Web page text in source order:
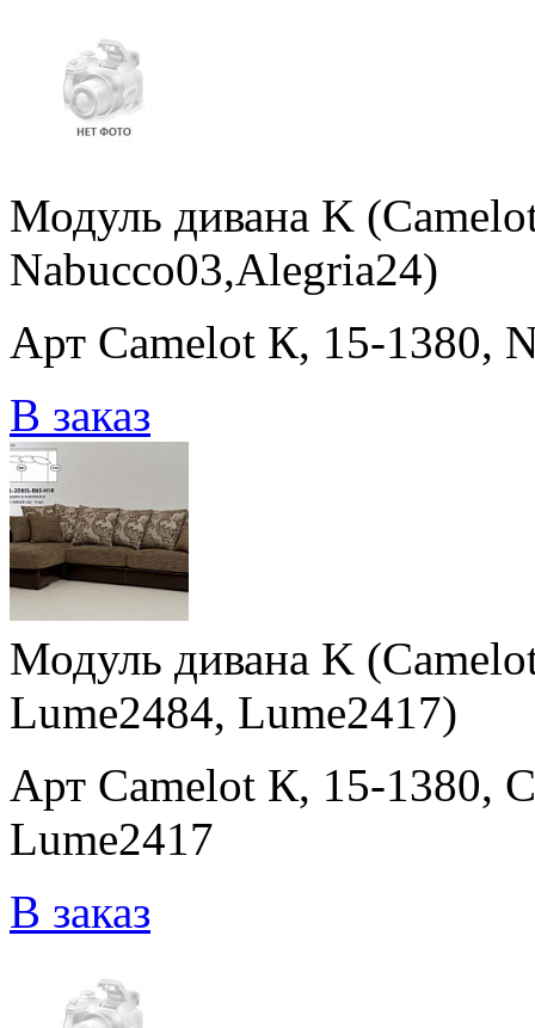
Модуль дивана K
Nabucco03,Alegria24)
Арт Camelot К, 15-1380,
В заказ
Модуль дивана K
Lume2484, Lume2417)
Арт Camelot К, 15-1380,
Lume2417
В заказ